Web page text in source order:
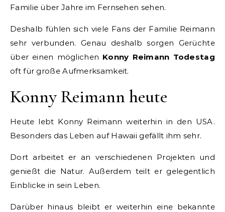
Familie über Jahre im Fernsehen sehen.
Deshalb fühlen sich viele Fans der Familie Reimann
sehr verbunden. Genau deshalb sorgen Gerüchte
über einen möglichen Konny Reimann Todestag
oft für große Aufmerksamkeit.
Konny Reimann heute
Heute lebt Konny Reimann weiterhin in den USA.
Besonders das Leben auf Hawaii gefällt ihm sehr.
Dort arbeitet er an verschiedenen Projekten und
genießt die Natur. Außerdem teilt er gelegentlich
Einblicke in sein Leben.
Darüber hinaus bleibt er weiterhin eine bekannte